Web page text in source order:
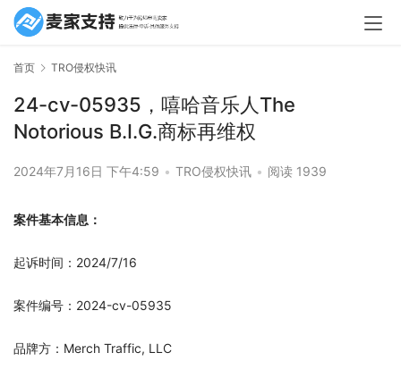
首页 TRO侵权快讯
24-cv-05935，嘻哈音乐人The
Notorious B.I.G.商标再维权
2024年7月16日 下午4:59 • TRO侵权快讯 • 阅读 1939
案件基本信息：
起诉时间：2024/7/16
案件编号：2024-cv-05935
品牌方：Merch Traffic, LLC